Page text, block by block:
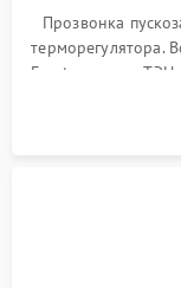
Прозвонка
терморегулятора.
Frost, включая ТЭН
платы